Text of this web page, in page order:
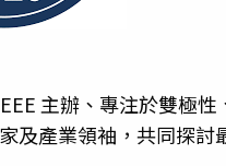
主辦、專注於雙極
及產業領袖，共同探討